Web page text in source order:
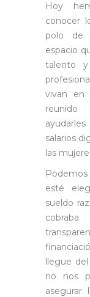
Hoy
conocer
polo de
espacio
talento
vivan en
reunido
salarios
las
esté
sueldo
llegue
no nos
asegurar